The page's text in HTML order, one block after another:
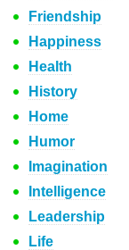
Friendship
Happiness
Health
History
Home
Humor
Imagination
Intelligence
Leadership
Life